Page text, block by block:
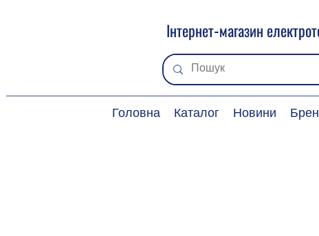
Інтернет-магазин
Головна Каталог Новини